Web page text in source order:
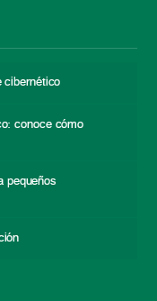
cibernético
conoce cómo
pequeños